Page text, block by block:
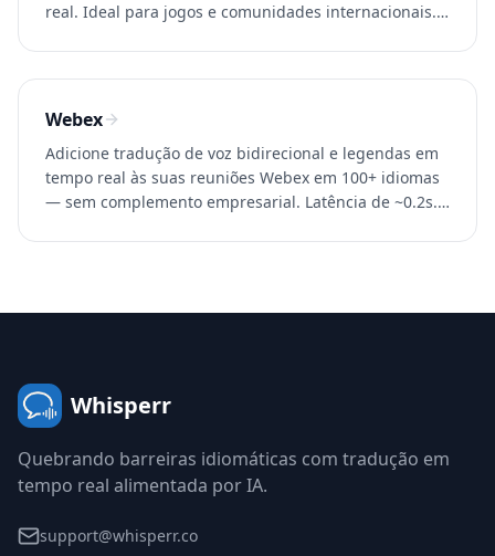
real. Ideal para jogos e comunidades internacionais.
Webex
Adicione tradução de voz bidirecional e legendas em
tempo real às suas reuniões Webex em 100+ idiomas
— sem complemento empresarial. Latência de ~0.2s.
Whisperr
Quebrando barreiras idiomáticas com tradução em
tempo real alimentada por IA.
support@whisperr.co